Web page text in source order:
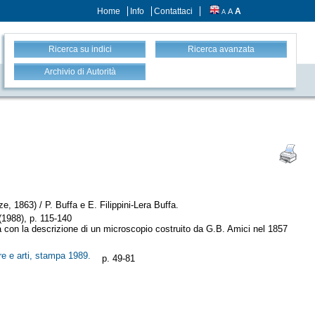
Home Info Contattaci A A A
Ricerca su indici Ricerca avanzata
Archivio di Autorità